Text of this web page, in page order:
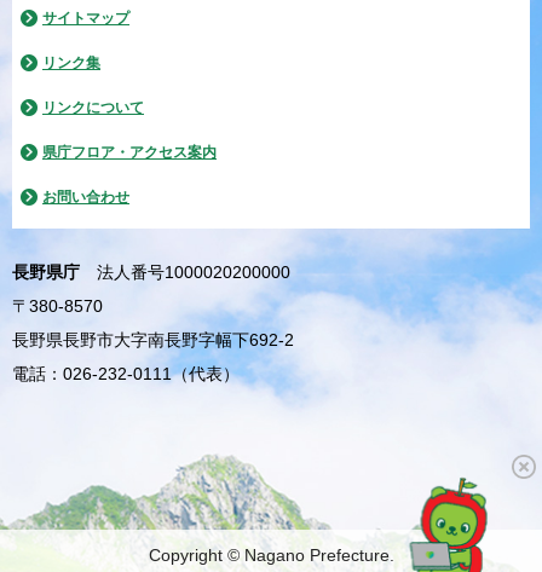
サイトマップ
リンク集
リンクについて
県庁フロア・アクセス案内
お問い合わせ
長野県庁
法人番号1000020200000
〒380-8570
長野県長野市大字南長野字幅下692-2
電話：026-232-0111（代表）
Copyright © Nagano Prefecture.